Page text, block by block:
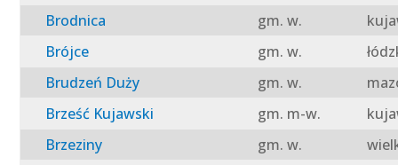
Brodnica
gm. w.
Brójce
gm. w.
Brudzeń Duży
gm. w.
Brześć Kujawski
gm. m-w.
Brzeziny
gm. w.